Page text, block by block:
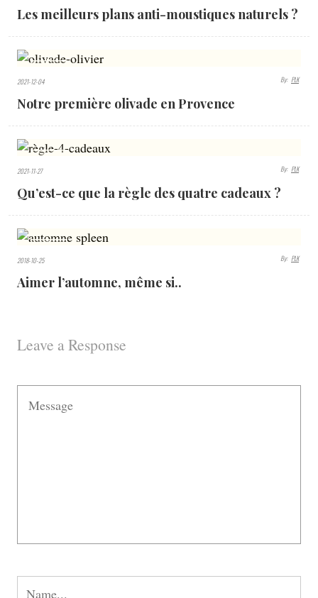
Les meilleurs plans anti-moustiques naturels ?
VIEWS
2021-12-04 By: PLK
Notre première olivade en Provence
1825
VIEWS
2021-11-27 By: PLK
Qu’est-ce que la règle des quatre cadeaux ?
VIEWS
2018-10-25 By: PLK
Aimer l’automne, même si..
Leave a Response